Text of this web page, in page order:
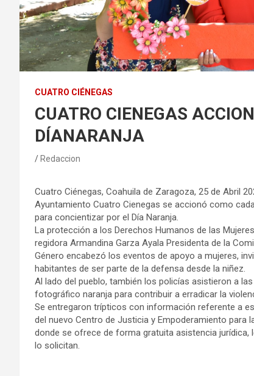
CUATRO CIÉNEGAS
CUATRO CIENEGAS
DÍANARANJA
Redaccion
Cuatro Ciénegas, Coahuila de Zaragoza, 25 de Abril
Ayuntamiento Cuatro Cienegas se accionó como
para concientizar por el Día Naranja.
La protección a los Derechos Humanos de las
regidora Armandina Garza Ayala Presidenta de la
Género encabezó los eventos de apoyo a mujeres,
habitantes de ser parte de la defensa desde la niñez.
Al lado del pueblo, también los policías asistieron a
fotográfico naranja para contribuir a erradicar la
Se entregaron trípticos con información referente a
del nuevo Centro de Justicia y Empoderamiento para
donde se ofrece de forma gratuita asistencia jurídica,
lo solicitan.